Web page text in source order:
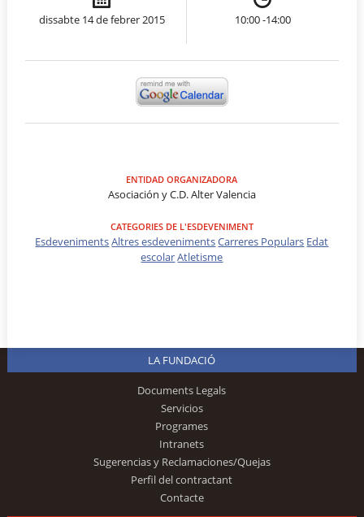
dissabte 14 de febrer 2015 10:00 -14:00
ENTIDAD ORGANIZADORA
Asociación y C.D. Alter Valencia
CATEGORIES DE L'ESDEVENIMENT
EsdevenimentsAltres esdevenimentsCarreres Populars Edat
escolarAtletisme
LA FUNDACIÓ
Documents Legals
Servicios
Programes
Intranets
Sugerencias y Reclamaciones/Quejas
Perfil del contractant
Contacte